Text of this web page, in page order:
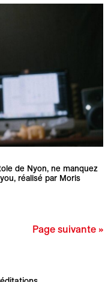
de Nyon, ne manquez
réalisé par Moris
Page suivante »